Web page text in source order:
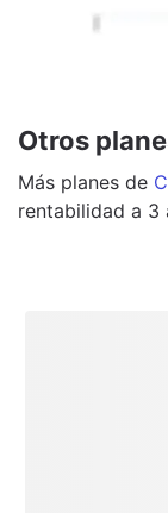
Otros
Más planes de
rentabilidad a 3